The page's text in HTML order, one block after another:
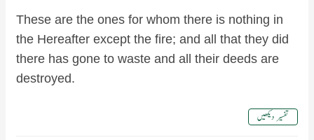
These are the ones for whom there is nothing in
the Hereafter except the fire; and all that they did
there has gone to waste and all their deeds are
destroyed.
تفسیر دیکھیں